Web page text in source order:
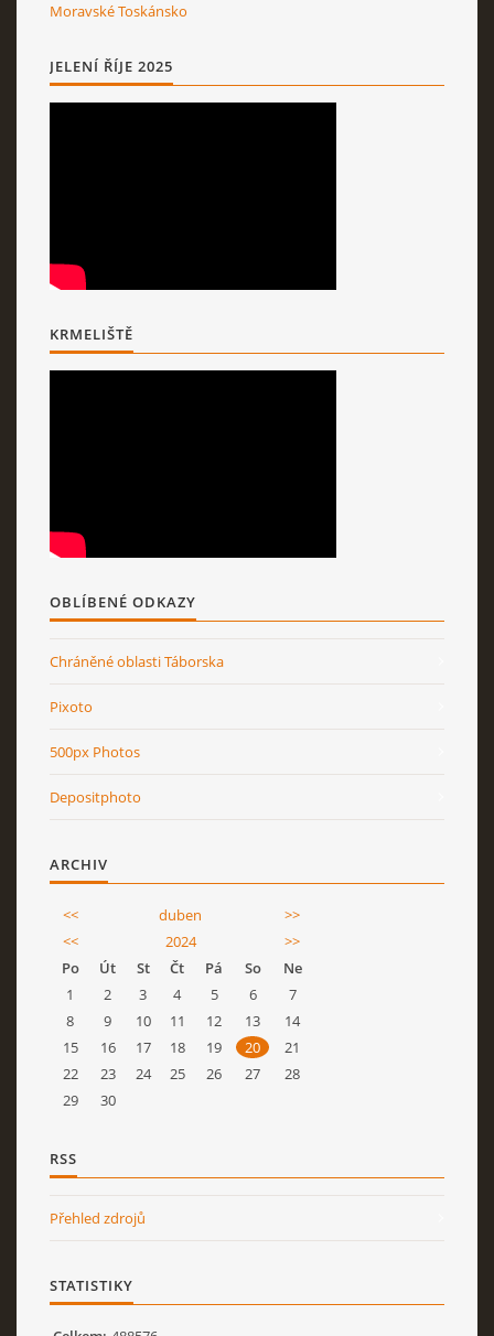
Moravské Toskánsko
JELENÍ ŘÍJE 2025
KRMELIŠTĚ
OBLÍBENÉ ODKAZY
Chráněné oblasti Táborska
Pixoto
500px Photos
Depositphoto
ARCHIV
<< duben
>>
<<
2024
>>
Po
Út St Čt Pá So
Ne
1
2 3 4 5 6
7
8
9 10 11 12 13
14
15
16 17 18 19 20
21
22
23 24 25 26 27
28
29
30
RSS
Přehled zdrojů
STATISTIKY